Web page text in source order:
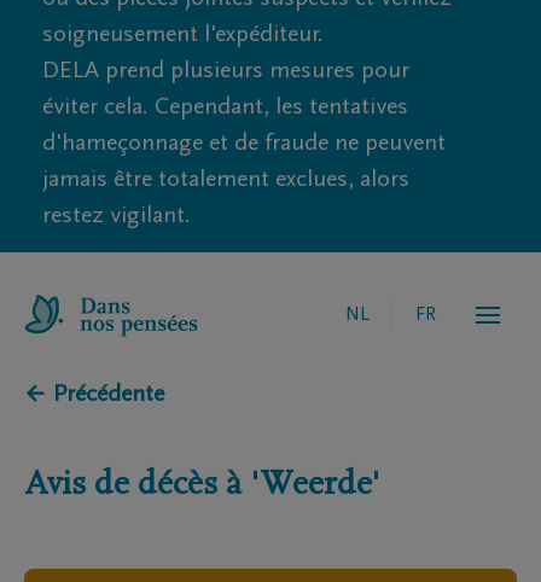
soigneusement l'expéditeur.
DELA prend plusieurs mesures pour
éviter cela. Cependant, les tentatives
d'hameçonnage et de fraude ne peuvent
jamais être totalement exclues, alors
restez vigilant.
NL FR
← Précédente
Avis de décès à 'Weerde'